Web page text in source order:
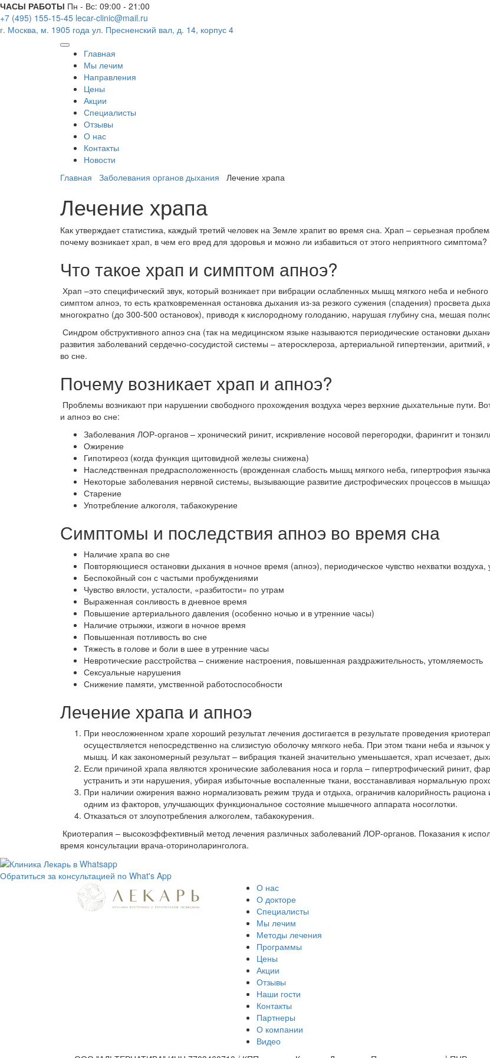
ЧАСЫ РАБОТЫ Пн - Вс: 09:00 - 21:00
+7 (495) 155-15-45 lecar-clinic@mail.ru
г. Москва, м. 1905 года ул. Пресненский вал, д. 14, корпус 4
Главная
Мы лечим
Направления
Цены
Акции
Специалисты
Отзывы
О нас
Контакты
Новости
Главная
Заболевания органов дыхания Лечение храпа
Лечение храпа
Как утверждает статистика, каждый третий человек на Земле храпит во время сна. Храп – серьезная
почему возникает храп, в чем его вред для здоровья и можно ли избавиться от этого неприятного симптома?
Что такое храп и симптом апноэ?
Храп –это специфический звук, который возникает при вибрации ослабленных мышц мягкого неба и
симптом апноэ, то есть кратковременная остановка дыхания из-за резкого сужения (спадения) просвета
многократно (до 300-500 остановок), приводя к кислородному голоданию, нарушая глубину сна, мешая
Синдром обструктивного апноэ сна (так на медицинском языке называются периодические остановки
развития заболеваний сердечно-сосудистой системы – атеросклероза, артериальной гипертензии,
во сне.
Почему возникает храп и апноэ?
Проблемы возникают при нарушении свободного прохождения воздуха через верхние дыхательные пути.
и апноэ во сне:
Заболевания ЛОР-органов – хронический ринит, искривление носовой перегородки, фарингит и
Ожирение
Гипотиреоз (когда функция щитовидной железы снижена)
Наследственная предрасположенность (врожденная слабость мышц мягкого неба, гипертрофия
Некоторые заболевания нервной системы, вызывающие развитие дистрофических процессов в
Старение
Употребление алкоголя, табакокурение
Симптомы и последствия апноэ во время сна
Наличие храпа во сне
Повторяющиеся остановки дыхания в ночное время (апноэ), периодическое чувство нехватки воздуха,
Беспокойный сон с частыми пробуждениями
Чувство вялости, усталости, «разбитости» по утрам
Выраженная сонливость в дневное время
Повышение артериального давления (особенно ночью и в утренние часы)
Наличие отрыжки, изжоги в ночное время
Повышенная потливость во сне
Тяжесть в голове и боли в шее в утренние часы
Невротические расстройства – снижение настроения, повышенная раздражительность, утомляемость
Сексуальные нарушения
Снижение памяти, умственной работоспособности
Лечение храпа и апноэ
При неосложненном храпе хороший результат лечения достигается в результате проведения
осуществляется непосредственно на слизистую оболочку мягкого неба. При этом ткани неба и
мышц. И как закономерный результат – вибрация тканей значительно уменьшается, храп исчезает,
Если причиной храпа являются хронические заболевания носа и горла – гипертрофический ринит,
устранить и эти нарушения, убирая избыточные воспаленные ткани, восстанавливая нормальную
При наличии ожирения важно нормализовать режим труда и отдыха, ограничив калорийность
одним из факторов, улучшающих функциональное состояние мышечного аппарата носоглотки.
Отказаться от злоупотребления алкоголем, табакокурения.
Криотерапия – высокоэффективный метод лечения различных заболеваний ЛОР-органов. Показания к
время консультации врача-оториноларинголога.
Обратиться за консультацией по What's App
О нас
О докторе
Специалисты
Мы лечим
Методы лечения
Программы
Цены
Акции
Отзывы
Наши гости
Контакты
Партнеры
О компании
Видео